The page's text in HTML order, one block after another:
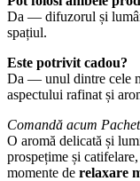
Da — difuzorul și
spațiul.
Este potrivit cadou?
Da — unul dintre cele
aspectului rafinat și
Comandă acum
O aromă delicată și
prospețime și
momente de relaxare